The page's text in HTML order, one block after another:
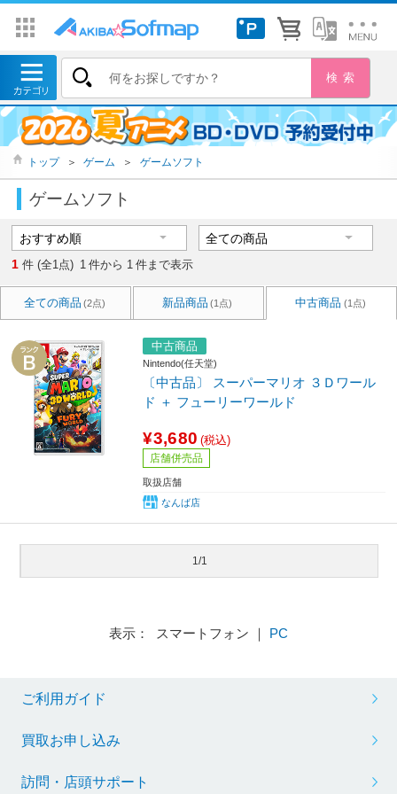
トップ ＞ ゲーム ＞ ゲームソフト
ゲームソフト
1 件 (全1点) 1 件から 1 件まで表示
全ての商品 (2点) 新品商品 (1点) 中古商品 (1点)
中古商品
Nintendo(任天堂)
〔中古品〕 スーパーマリオ ３Ｄワール
ド ＋ フューリーワールド
¥3,680 (税込)
店舗併売品
取扱店舗
なんば店
1/1
表示： スマートフォン ｜ PC
ご利用ガイド
買取お申し込み
訪問・店頭サポート